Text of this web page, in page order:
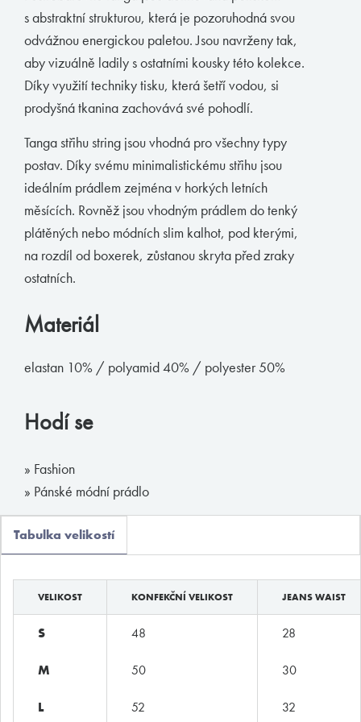
s abstraktní strukturou, která je pozoruhodná svou
odvážnou energickou paletou. Jsou navrženy tak,
aby vizuálně ladily s ostatními kousky této kolekce.
Díky využití techniky tisku, která šetří vodou, si
prodyšná tkanina zachovává své pohodlí.
Tanga střihu string jsou vhodná pro všechny typy
postav. Díky svému minimalistickému střihu jsou
ideálním prádlem zejména v horkých letních
měsících. Rovněž jsou vhodným prádlem do tenký
plátěných nebo módních slim kalhot, pod kterými,
na rozdíl od boxerek, zůstanou skryta před zraky
ostatních.
Materiál
elastan 10% / polyamid 40% / polyester 50%
Hodí se
» Fashion
» Pánské módní prádlo
Tabulka velikostí
VELIKOST KONFEKČNÍ VELIKOST JEANS WAIST
S 48 28
M 50 30
L 52 32
Muchachomalo
McAlson
Baldesarini
HOM
Manstore
Tommy Hilfiger
Ralph Lauren
Ermenegildo Zegna
Diesel
Calvin Klein
E-shop
Slipy
Legíny a body
Trika, tilka
Pyžama, volný čas
Plavky
Kontakty
273 132 679
butler@mybutler.cz